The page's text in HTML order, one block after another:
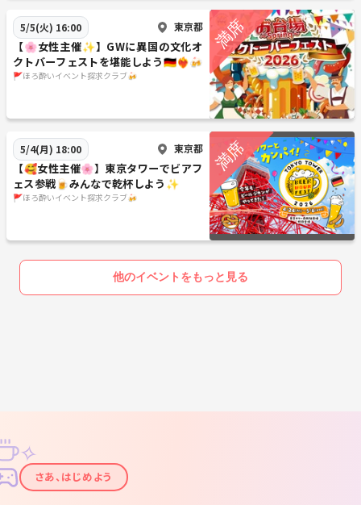
5/5(火) 16:00 東京都
【🌸女性主催✨】GWに異国の文化オ
クトバーフェストを堪能しよう🇩🇪❤️‍🔥🍻
🚩ほろ酔いイベント探求クラブ🍻
5/4(月) 18:00 東京都
【🥰女性主催🌸】東京タワーでビアフ
ェス参戦🍺みんなで乾杯しよう✨
🚩ほろ酔いイベント探求クラブ🍻
他のイベントをもっと見る
✦
✧
さあ、はじめよう